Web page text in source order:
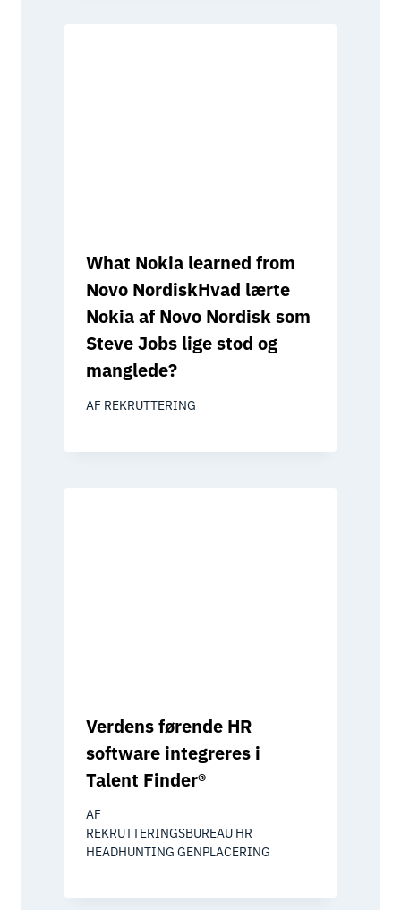
What Nokia learned from
Novo NordiskHvad lærte
Nokia af Novo Nordisk som
Steve Jobs lige stod og
manglede?
AF REKRUTTERING
Verdens førende HR
software integreres i
Talent Finder®
AF
REKRUTTERINGSBUREAU HR
HEADHUNTING GENPLACERING